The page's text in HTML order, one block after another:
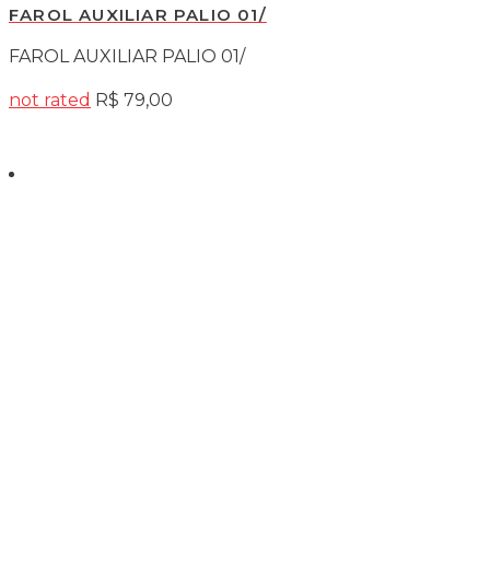
FAROL AUXILIAR PALIO 01/
FAROL AUXILIAR PALIO 01/
not rated R$ 79,00